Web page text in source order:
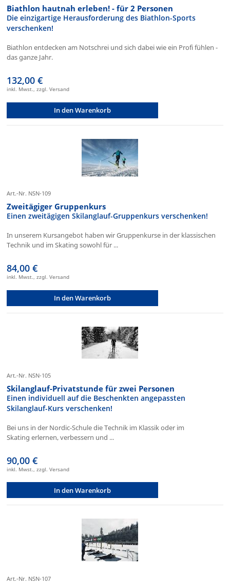
Biathlon hautnah erleben! - für 2 Personen
Die einzigartige Herausforderung des Biathlon-Sports
verschenken!
Biathlon entdecken am Notschrei und sich dabei wie ein Profi fühlen -
das ganze Jahr.
132,00 €
inkl. Mwst., zzgl. Versand
In den Warenkorb
Art.-Nr. NSN-109
Zweitägiger Gruppenkurs
Einen zweitägigen Skilanglauf-Gruppenkurs verschenken!
In unserem Kursangebot haben wir Gruppenkurse in der klassischen
Technik und im Skating sowohl für ...
84,00 €
inkl. Mwst., zzgl. Versand
In den Warenkorb
Art.-Nr. NSN-105
Skilanglauf-Privatstunde für zwei Personen
Einen individuell auf die Beschenkten angepassten
Skilanglauf-Kurs verschenken!
Bei uns in der Nordic-Schule die Technik im Klassik oder im
Skating erlernen, verbessern und ...
90,00 €
inkl. Mwst., zzgl. Versand
In den Warenkorb
Art.-Nr. NSN-107